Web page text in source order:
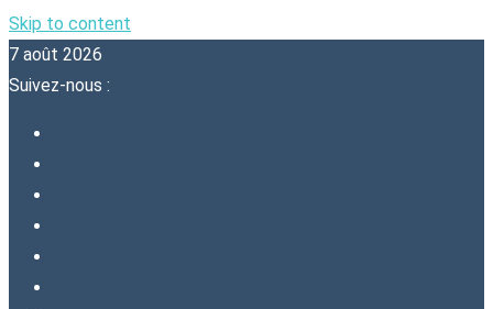
Skip to content
7 août 2026
Suivez-nous :